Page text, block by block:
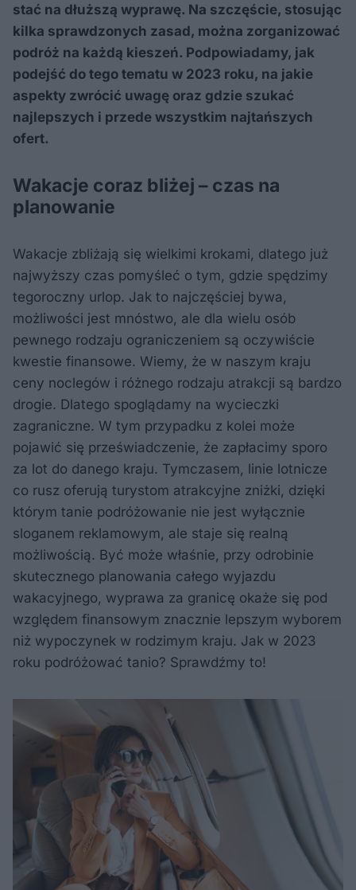
stać na dłuższą wyprawę. Na szczęście, stosując
kilka sprawdzonych zasad, można zorganizować
podróż na każdą kieszeń. Podpowiadamy, jak
podejść do tego tematu w 2023 roku, na jakie
aspekty zwrócić uwagę oraz gdzie szukać
najlepszych i przede wszystkim najtańszych
ofert.
Wakacje coraz bliżej – czas na
planowanie
Wakacje zbliżają się wielkimi krokami, dlatego już
najwyższy czas pomyśleć o tym, gdzie spędzimy
tegoroczny urlop. Jak to najczęściej bywa,
możliwości jest mnóstwo, ale dla wielu osób
pewnego rodzaju ograniczeniem są oczywiście
kwestie finansowe. Wiemy, że w naszym kraju
ceny noclegów i różnego rodzaju atrakcji są bardzo
drogie. Dlatego spoglądamy na wycieczki
zagraniczne. W tym przypadku z kolei może
pojawić się przeświadczenie, że zapłacimy sporo
za lot do danego kraju. Tymczasem, linie lotnicze
co rusz oferują turystom atrakcyjne zniżki, dzięki
którym tanie podróżowanie nie jest wyłącznie
sloganem reklamowym, ale staje się realną
możliwością. Być może właśnie, przy odrobinie
skutecznego planowania całego wyjazdu
wakacyjnego, wyprawa za granicę okaże się pod
względem finansowym znacznie lepszym wyborem
niż wypoczynek w rodzimym kraju. Jak w 2023
roku podróżować tanio? Sprawdźmy to!